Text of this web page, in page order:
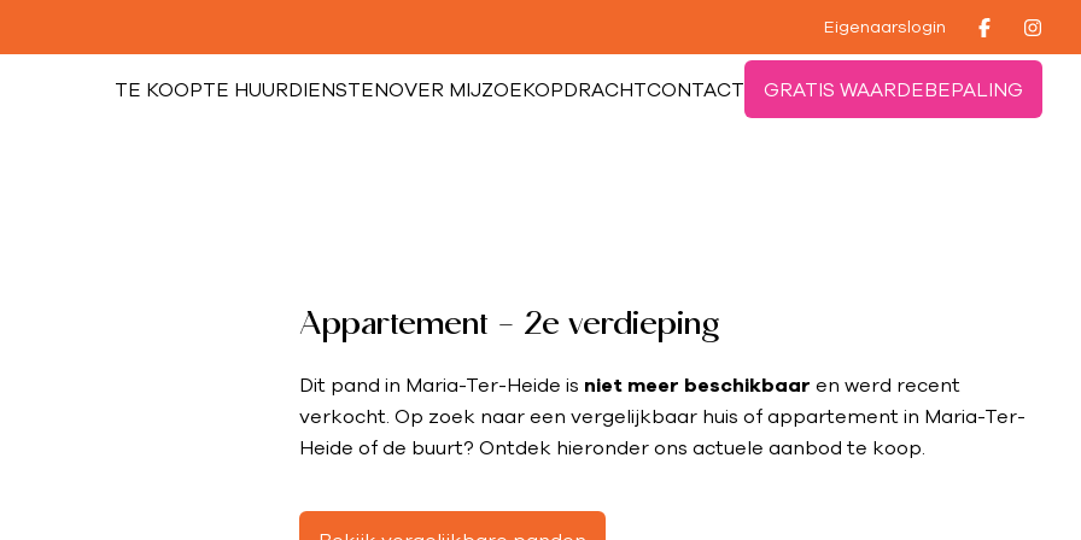
Eigenaarslogin
TE KOOPTE HUURDIENSTENOVER MIJZOEKOPDRACHTCONTACT GRATIS WAARDEBEPALING
Appartement - 2e verdieping
Dit pand in Maria-Ter-Heide is niet meer beschikbaar en werd recent
verkocht. Op zoek naar een vergelijkbaar huis of appartement in Maria-Ter-
Heide of de buurt? Ontdek hieronder ons actuele aanbod te koop.